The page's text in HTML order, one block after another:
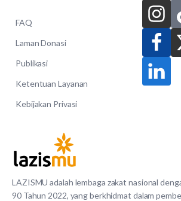
LAZISMU adalah lembaga zakat nasional
90 Tahun 2022, yang berkhidmat dalam
FAQ
Laman Donasi
Publikasi
Ketentuan Layanan
Kebijakan Privasi